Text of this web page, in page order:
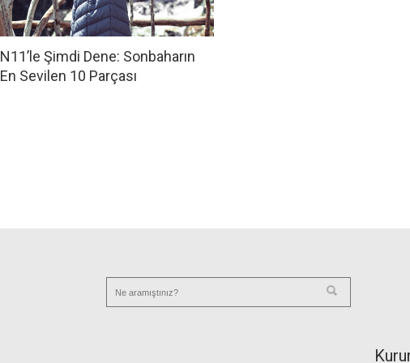
N11’le Şimdi Dene: Sonbaharın
En Sevilen 10 Parçası